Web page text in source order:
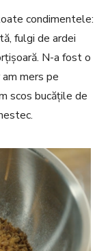
condimentele:
fulgi de ardei
N-a fost o
mers pe
scos bucățile de